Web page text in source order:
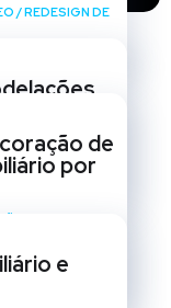
/REDESIGN DE
/ REDESIGN DE
de
por
e